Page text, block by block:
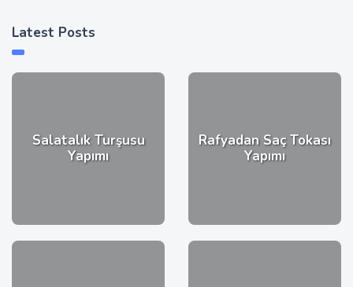
Latest Posts
Salatalık Turşusu
Yapımı
Rafyadan Saç Tokası
Yapımı